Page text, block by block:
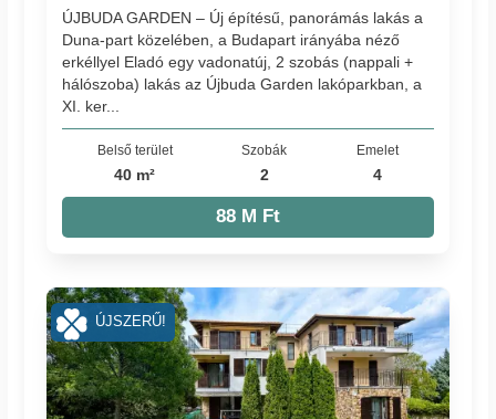
ÚJBUDA GARDEN – Új építésű, panorámás lakás a
Duna-part közelében, a Budapart irányába néző
erkéllyel Eladó egy vadonatúj, 2 szobás (nappali +
hálószoba) lakás az Újbuda Garden lakóparkban, a
XI. ker...
Belső terület
40 m²
Szobák
2
Emelet
4
88 M Ft
ÚJSZERŰ!